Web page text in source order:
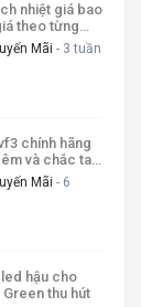
nhiệt giá bao
theo từng
Mãi - 3 tuần
chính hãng
và chắc tay
Mãi - 6
hậu cho
thu hút